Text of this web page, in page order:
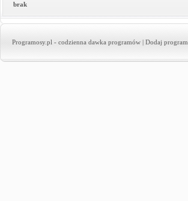
brak
Programosy.pl - codzienna dawka programów | Dodaj program